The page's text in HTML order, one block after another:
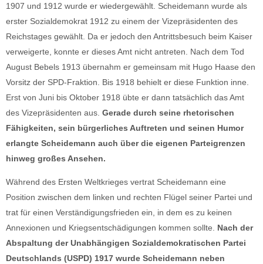
1907 und 1912 wurde er wiedergewählt. Scheidemann wurde als
erster Sozialdemokrat 1912 zu einem der Vizepräsidenten des
Reichstages gewählt. Da er jedoch den Antrittsbesuch beim Kaiser
verweigerte, konnte er dieses Amt nicht antreten. Nach dem Tod
August Bebels 1913 übernahm er gemeinsam mit Hugo Haase den
Vorsitz der SPD-Fraktion. Bis 1918 behielt er diese Funktion inne.
Erst von Juni bis Oktober 1918 übte er dann tatsächlich das Amt
des Vizepräsidenten aus. Gerade durch seine rhetorischen
Fähigkeiten, sein bürgerliches Auftreten und seinen Humor
erlangte Scheidemann auch über die eigenen Parteigrenzen
hinweg großes Ansehen.
Während des Ersten Weltkrieges vertrat Scheidemann eine
Position zwischen dem linken und rechten Flügel seiner Partei und
trat für einen Verständigungsfrieden ein, in dem es zu keinen
Annexionen und Kriegsentschädigungen kommen sollte. Nach der
Abspaltung der Unabhängigen Sozialdemokratischen Partei
Deutschlands (USPD) 1917 wurde Scheidemann neben